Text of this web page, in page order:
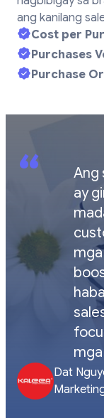
ang kanilang
Cost per
Purchases
Purchase
“
Ang
ay
Dat